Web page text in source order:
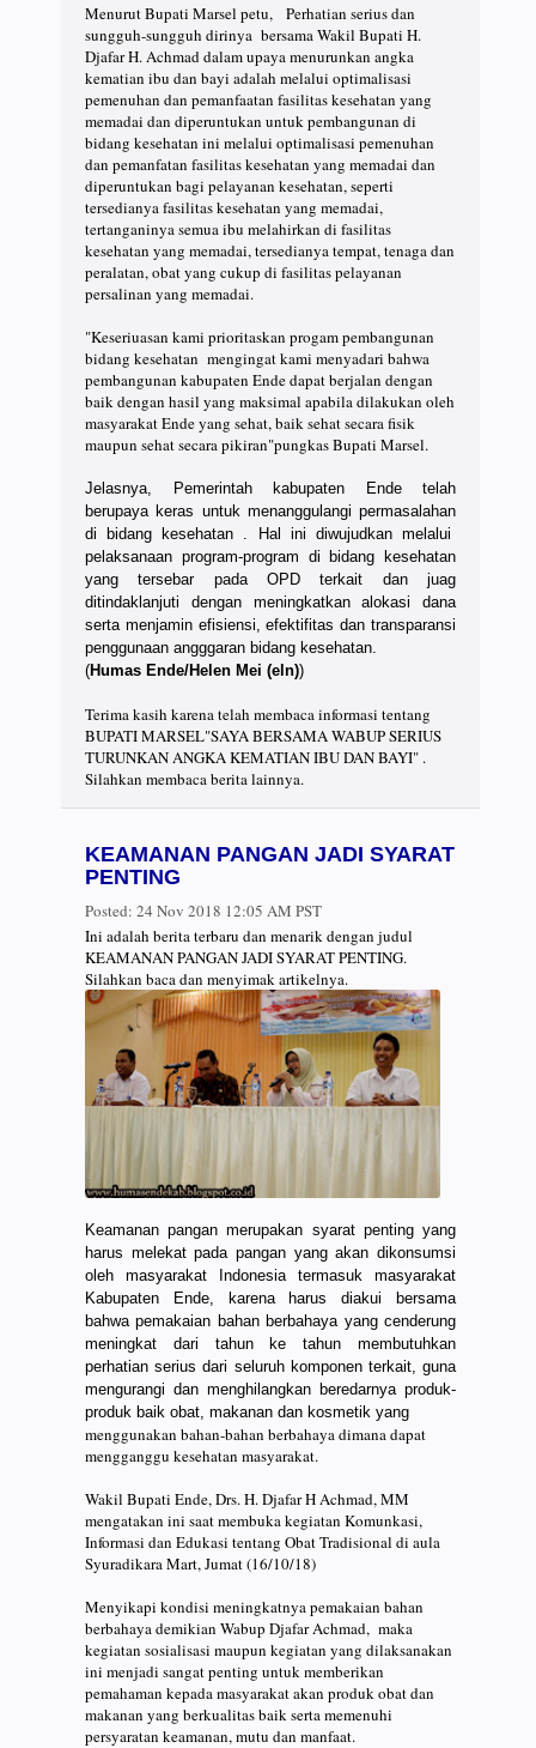
Menurut Bupati Marsel petu, Perhatian serius dan
sungguh-sungguh dirinya bersama Wakil Bupati H.
Djafar H. Achmad dalam upaya menurunkan angka
kematian ibu dan bayi adalah melalui optimalisasi
pemenuhan dan pemanfaatan fasilitas kesehatan yang
memadai dan diperuntukan untuk pembangunan di
bidang kesehatan ini melalui optimalisasi pemenuhan
dan pemanfatan fasilitas kesehatan yang memadai dan
diperuntukan bagi pelayanan kesehatan, seperti
tersedianya fasilitas kesehatan yang memadai,
tertanganinya semua ibu melahirkan di fasilitas
kesehatan yang memadai, tersedianya tempat, tenaga dan
peralatan, obat yang cukup di fasilitas pelayanan
persalinan yang memadai.
"Keseriuasan kami prioritaskan progam pembangunan
bidang kesehatan mengingat kami menyadari bahwa
pembangunan kabupaten Ende dapat berjalan dengan
baik dengan hasil yang maksimal apabila dilakukan oleh
masyarakat Ende yang sehat, baik sehat secara fisik
maupun sehat secara pikiran"pungkas Bupati Marsel.
Jelasnya, Pemerintah kabupaten Ende telah
berupaya keras untuk menanggulangi permasalahan
di bidang kesehatan . Hal ini diwujudkan melalui
pelaksanaan program-program di bidang kesehatan
yang tersebar pada OPD terkait dan juag
ditindaklanjuti dengan meningkatkan alokasi dana
serta menjamin efisiensi, efektifitas dan transparansi
penggunaan angggaran bidang kesehatan.
(Humas Ende/Helen Mei (eln))
Terima kasih karena telah membaca informasi tentang
BUPATI MARSEL"SAYA BERSAMA WABUP SERIUS
TURUNKAN ANGKA KEMATIAN IBU DAN BAYI" .
Silahkan membaca berita lainnya.
KEAMANAN PANGAN JADI SYARAT
PENTING
Posted: 24 Nov 2018 12:05 AM PST
Ini adalah berita terbaru dan menarik dengan judul
KEAMANAN PANGAN JADI SYARAT PENTING.
Silahkan baca dan menyimak artikelnya.
Keamanan pangan merupakan syarat penting yang
harus melekat pada pangan yang akan dikonsumsi
oleh masyarakat Indonesia termasuk masyarakat
Kabupaten Ende, karena harus diakui bersama
bahwa pemakaian bahan berbahaya yang cenderung
meningkat dari tahun ke tahun membutuhkan
perhatian serius dari seluruh komponen terkait, guna
mengurangi dan menghilangkan beredarnya produk-
produk baik obat, makanan dan kosmetik yang
menggunakan bahan-bahan berbahaya dimana dapat
mengganggu kesehatan masyarakat.
Wakil Bupati Ende, Drs. H. Djafar H Achmad, MM
mengatakan ini saat membuka kegiatan Komunkasi,
Informasi dan Edukasi tentang Obat Tradisional di aula
Syuradikara Mart, Jumat (16/10/18)
Menyikapi kondisi meningkatnya pemakaian bahan
berbahaya demikian Wabup Djafar Achmad, maka
kegiatan sosialisasi maupun kegiatan yang dilaksanakan
ini menjadi sangat penting untuk memberikan
pemahaman kepada masyarakat akan produk obat dan
makanan yang berkualitas baik serta memenuhi
persyaratan keamanan, mutu dan manfaat.